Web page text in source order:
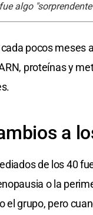
algo
pocos meses
proteínas y
a
de los 40
o la
el grupo, pero